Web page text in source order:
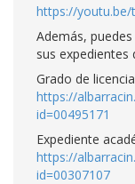
https://youtu.be/
Además,
sus expedientes
Grado de
https://
id=00495171
Expediente
https://
id=00307107